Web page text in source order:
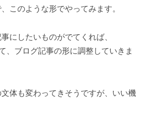
このような形でやってみます。
にしたいものがでてくれば、
、ブログ記事の形に調整していきま
体も変わってきそうですが、いい機